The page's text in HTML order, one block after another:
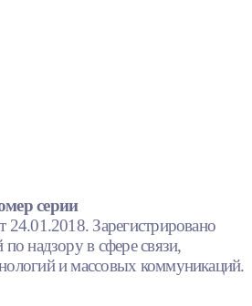
серии
Зарегистрировано
надзору в сфере связи,
и массовых коммуникаций.